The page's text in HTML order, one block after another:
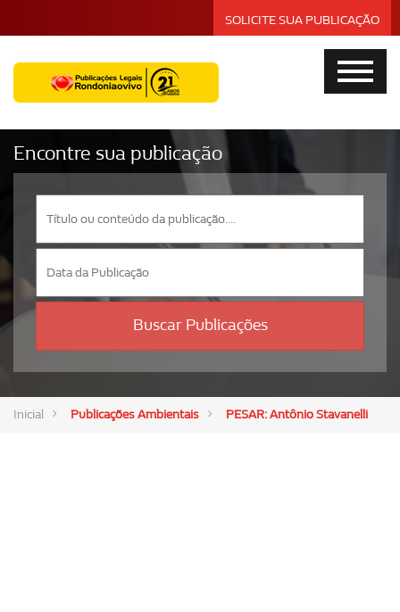
SOLICITE SUA PUBLICAÇÃO
Encontre sua publicação
Buscar Publicações
Inicial Publicações Ambientais PESAR: Antônio Stavanelli